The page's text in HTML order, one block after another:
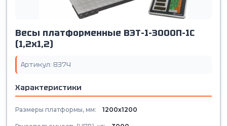
Весы платформенные ВЭТ-1-3000П-1С
(1,2х1,2)
Артикул: 8374
Характеристики
Размеры платформы, мм: 1200х1200